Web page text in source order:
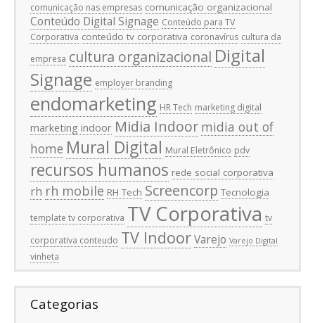
comunicação nas empresas comunicação organizacional
Conteúdo Digital Signage Conteúdo para TV
Corporativa conteúdo tv corporativa coronavírus cultura da
empresa cultura organizacional Digital
Signage employer branding
endomarketing HR Tech marketing digital
marketing indoor Midia Indoor midia out of
home Mural Digital Mural Eletrônico pdv
recursos humanos rede social corporativa
rh rh mobile RH Tech Screencorp Tecnologia
template tv corporativa TV Corporativa tv
corporativa conteudo TV IndoorVarejo Varejo Digital
vinheta
Categorias